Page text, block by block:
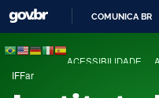
COMUNICA BR
ACESSIBILIDADE
IFFar